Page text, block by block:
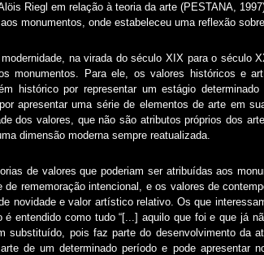
Riegl em relação à teoria da arte (PESTANA,
monumentos, onde estabeleceu uma reflexão
na virada do século XIX para o século
monumentos. Para ele, os valores históricos e
histórico por representar um estágio
apresentar uma série de elementos de arte em
dos valores, que não são atributos próprios dos
dimensão moderna sempre reatualizada.
de valores que poderiam ser atribuídas aos
de rememoração intencional, e os valores de
novidade e valor artístico relativo. Os que
entendido como tudo “[...] aquilo que foi e que já
substituído, pois faz parte do desenvolvimento da
de um determinado período e pode apresentar